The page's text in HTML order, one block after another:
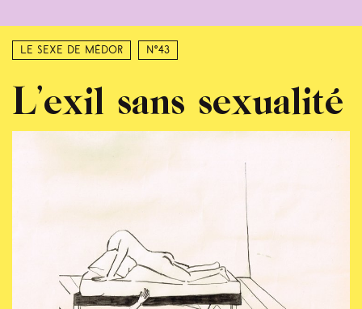
Le sexe de Médor N°43
L’exil sans sexualité